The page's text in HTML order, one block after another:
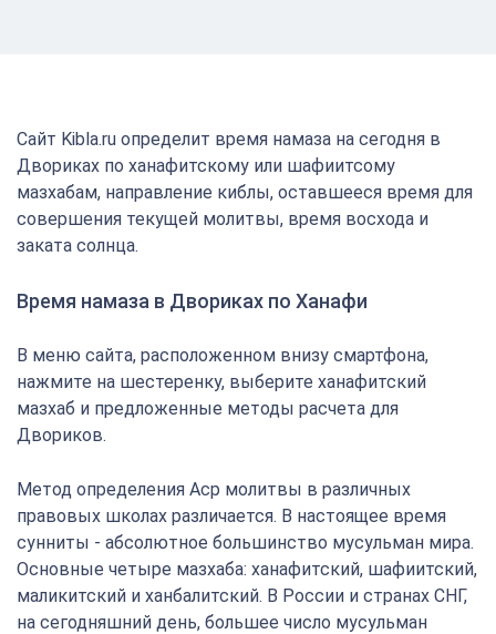
Сайт Kibla.ru определит время намаза на сегодня в
Двориках по ханафитскому или шафиитсому
мазхабам, направление киблы, оставшееся время для
совершения текущей молитвы, время восхода и
заката солнца.
Время намаза в Двориках по Ханафи
В меню сайта, расположенном внизу смартфона,
нажмите на шестеренку, выберите ханафитский
мазхаб и предложенные методы расчета для
Двориков.
Метод определения Аср молитвы в различных
правовых школах различается. В настоящее время
сунниты - абсолютное большинство мусульман мира.
Основные четыре мазхаба: ханафитский, шафиитский,
маликитский и ханбалитский. В России и странах СНГ,
на сегодняшний день, большее число мусульман